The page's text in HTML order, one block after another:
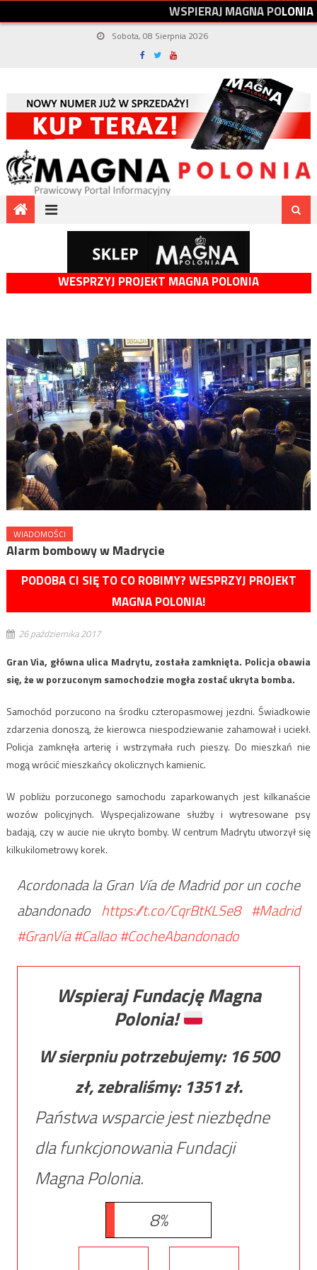
WSPIERAJMAGNAPOLONIA
Sobota, 08 Sierpnia 2026
WESPRZYJ PROJEKT MAGNA POLONIA
WIADOMOŚCI
Alarm bombowy w Madrycie
PODOBA CI SIĘ TO CO ROBIMY? WESPRZYJ PROJEKT
MAGNA POLONIA!
26 października 2017
Gran Via, główna ulica Madrytu, została zamknięta. Policja obawia
się, że w porzuconym samochodzie mogła zostać ukryta bomba.
Samochód porzucono na środku czteropasmowej jezdni. Świadkowie
zdarzenia donoszą, że kierowca niespodziewanie zahamował i uciekł.
Policja zamknęła arterię i wstrzymała ruch pieszy. Do mieszkań nie
mogą wrócić mieszkańcy okolicznych kamienic.
W pobliżu porzuconego samochodu zaparkowanych jest kilkanaście
wozów policyjnych. Wyspecjalizowane służby i wytresowane psy
badają, czy w aucie nie ukryto bomby. W centrum Madrytu utworzył się
kilkukilometrowy korek.
Acordonada la Gran Vía de Madrid por un coche
abandonado https://t.co/CqrBtKLSe8 #Madrid
#GranVía#Callao#CocheAbandonado
Wspieraj Fundację Magna
Polonia!
W sierpniu potrzebujemy: 16 500
zł, zebraliśmy: 1351zł.
Państwa wsparcie jest niezbędne
dla funkcjonowania Fundacji
Magna Polonia.
8%